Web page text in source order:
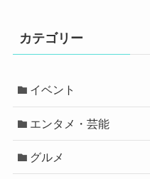
カテゴリー
イベント
エンタメ・芸能
グルメ